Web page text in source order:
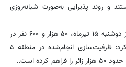
و روند پذیرایی به‌صورت شبانه‌روزی
‎پوریافر با بیان اینکه تا صبح روز دوشنبه ۱۵ تیرماه، ۵۰ هزار و ۶۰۰ نفر در
مراکز پذیرایی شده‌اند، اظهار کرد: ظرفیت‌سازی انجام‌شده در منطقه ۵
کرده است..